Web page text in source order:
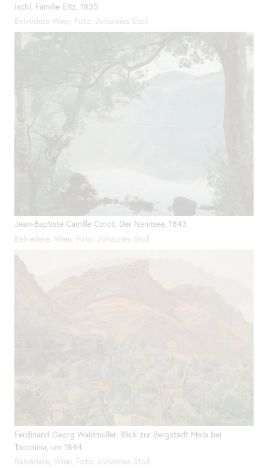
Ischl, Familie Eltz, 1835
Belvedere Wien, Foto: Johannes Stoll
Jean-Baptiste Camille Corot, Der Nemisee, 1843
Belvedere, Wien, Foto: Johannes Stoll
Ferdinand Georg Waldmüller, Blick zur Bergstadt Mola bei
Taormina, um 1844
Belvedere, Wien, Foto: Johannes Stoll